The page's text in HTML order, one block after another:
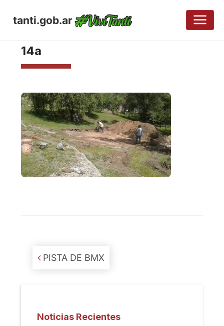
tanti.gob.ar
MAYO 8, 2017
14a
Post navigation
PISTA DE BMX
Noticias Recientes